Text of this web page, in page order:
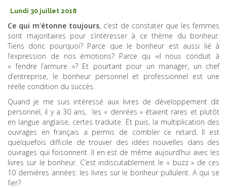
Lundi 30 juillet 2018
Ce qui m’étonne toujours, c’est de constater que les femmes
sont majoritaires pour s’intéresser à ce thème du bonheur.
Tiens donc pourquoi? Parce que le bonheur est aussi lié à
l’expression de nos émotions? Parce qu »il nous conduit à
« fendre l’armure »? Et pourtant pour un manager, un chef
d’entreprise, le bonheur personnel et professionnel est une
réelle condition du succès.
Quand je me suis intéressé aux livres de développement dit
personnel, il y a 30 ans, les « denrées » étaient rares et plutôt
en langue anglaise, certes traduite. Et puis, la multiplication des
ouvrages en français a permis de combler ce retard. Il est
quelquefois difficile de trouver des idées nouvelles dans des
ouvrages qui foisonnent. Il en est de même aujourd’hui avec les
livres sur le bonheur. C’est indiscutablement le « buzz » de ces
10 dernières années: les livres sur le bonheur pullulent. A qui se
fier?